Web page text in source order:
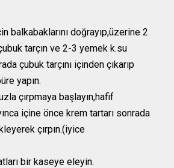
balkabaklarını doğrayıp,üzerine 2
tarçın ve 2-3 yemek k.su
çubuk tarçını içinden çıkarıp
yapın.
çırpmaya başlayın,hafif
içine önce krem tartarı sonrada
çırpın.(iyice
bir kaseye eleyin.